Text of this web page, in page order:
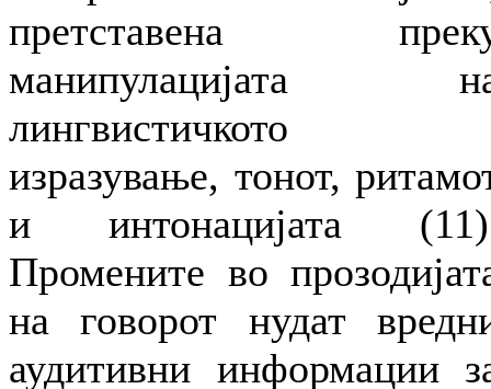
претставена
манипулацијата
лингвистичкото
изразување, тонот,
и интонацијата
Промените во
на говорот нудат
аудитивни информации